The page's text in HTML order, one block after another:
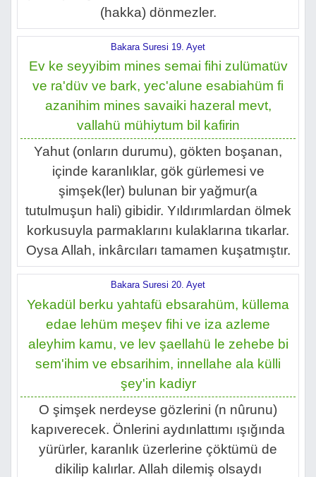
(hakka) dönmezler.
Bakara Suresi 19. Ayet
Ev ke seyyibim mines semai fihi zulümatüv
ve ra'düv ve bark, yec'alune esabiahüm fi
azanihim mines savaiki hazeral mevt,
vallahü mühiytum bil kafirin
Yahut (onların durumu), gökten boşanan,
içinde karanlıklar, gök gürlemesi ve
şimşek(ler) bulunan bir yağmur(a
tutulmuşun hali) gibidir. Yıldırımlardan ölmek
korkusuyla parmaklarını kulaklarına tıkarlar.
Oysa Allah, inkârcıları tamamen kuşatmıştır.
Bakara Suresi 20. Ayet
Yekadül berku yahtafü ebsarahüm, küllema
edae lehüm meşev fihi ve iza azleme
aleyhim kamu, ve lev şaellahü le zehebe bi
sem'ihim ve ebsarihim, innellahe ala külli
şey'in kadiyr
O şimşek nerdeyse gözlerini (n nûrunu)
kapıverecek. Önlerini aydınlattımı ışığında
yürürler, karanlık üzerlerine çöktümü de
dikilip kalırlar. Allah dilemiş olsaydı